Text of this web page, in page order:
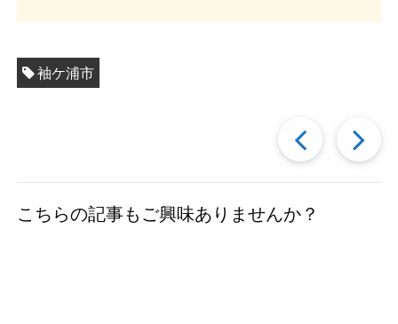
袖ケ浦市
過
去
こちらの記事もご興味ありませんか？